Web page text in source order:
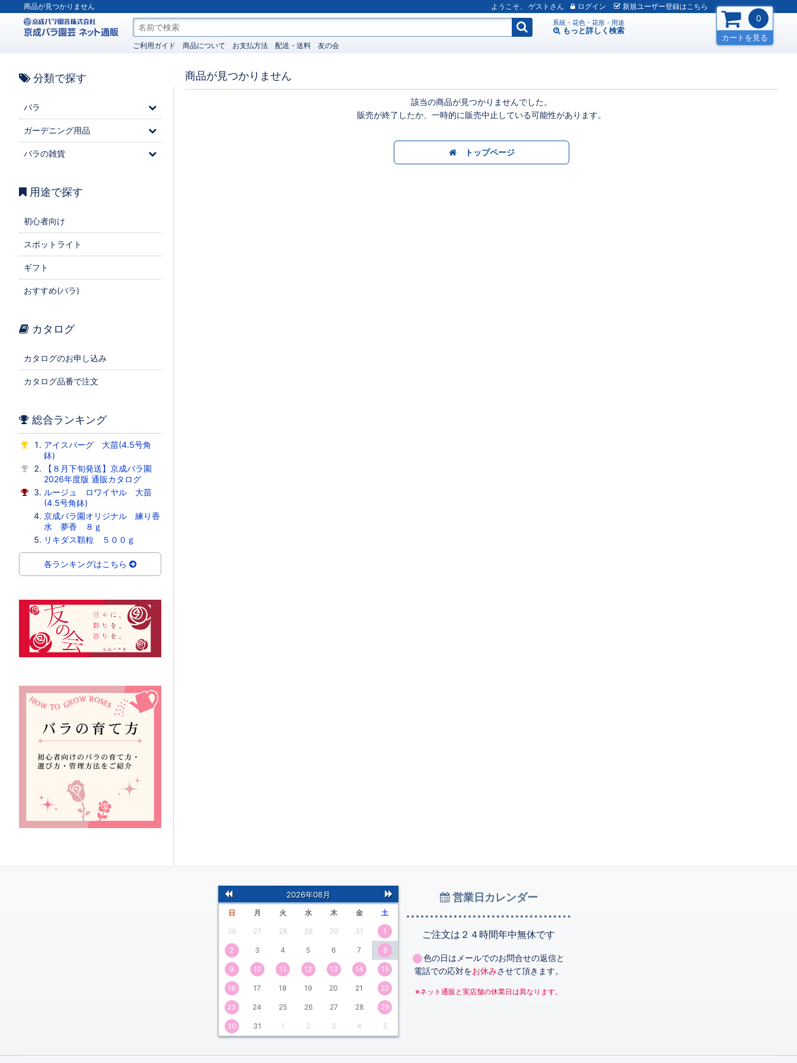
商品が見つかりません ようこそ、 ゲスト ログイン 新規ユーザー登録はこちら
系統・花色・花形・用途
もっと詳しく 検索
0
カートを見る
ご利用ガイド 商品について お支払方法 配送・送料 友の会
商品が見つかりません
該当の商品が見つかりませんでした。
販売が終了したか、一時的に販売中止している可能性があります。
トップページ
分類で探す
バラ
ガーデニング用品
バラの雑貨
用途で探す
初心者向け
スポットライト
ギフト
おすすめ(バラ)
カタログ
カタログのお申し込み
カタログ品番で注文
総合ランキング
アイスバーグ 大苗(4.5号角
鉢)
【８月下旬発送】京成バラ園
2026年度版 通販カタログ
ルージュ ロワイヤル 大苗
(4.5号角鉢)
京成バラ園オリジナル 練り香
水 夢香 ８ｇ
リキダス顆粒 ５００ｇ
各ランキングはこちら
前
の
月
次
月
2026年08月
日 月 火 水 木 金 土
26 27 28 29 30 31 1
2 3 4 5 6 7 8
9 10 11 12 13 14 15
16 17 18 19 20 21 22
23 24 25 26 27 28 29
30 31 1 2 3 4 5
営業日カレンダー
ご注文は２４時間年中無休です
色の日はメールでのお問合せの返信と
電話での応対をお休みさせて頂きます。
※ネット通販と実店舗の休業日は異なります。